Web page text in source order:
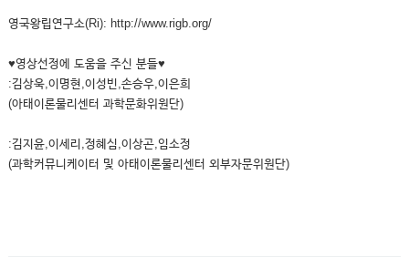
영국왕립연구소(Ri): http://www.rigb.org/
♥영상선정에 도움을 주신 분들♥
:김상욱,이명현,이성빈,손승우,이은희
(아태이론물리센터 과학문화위원단)
:김지윤,이세리,정혜심,이상곤,임소정
(과학커뮤니케이터 및 아태이론물리센터 외부자문위원단)